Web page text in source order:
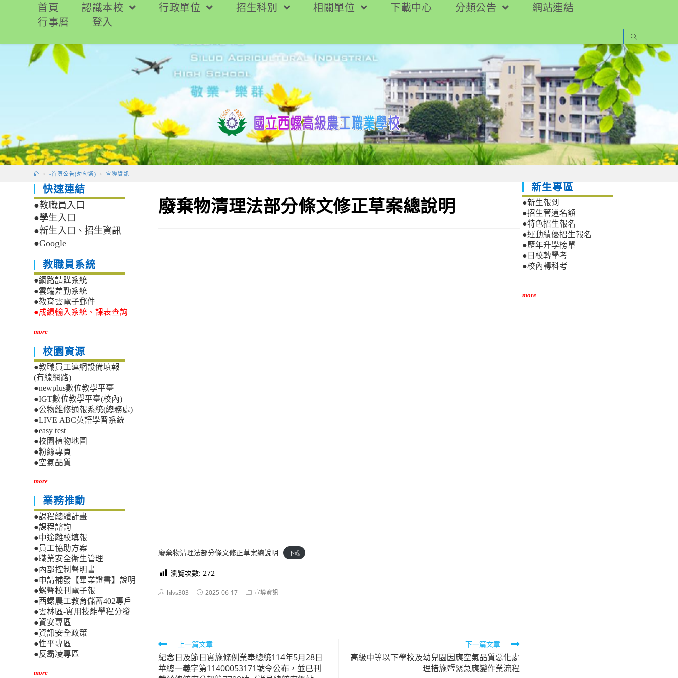
要
首頁 認識本校 行政單位 招生科別 相關單位 下載中心 分類公告
網站連結
行事曆
登入
> -首頁公告(勿勾選) > 宣導資訊
廢棄物清理法部分條文修正草案總說明
廢棄物清理法部分條文修正草案總說明 下載
瀏覽次數: 272
Posthlvs303
Post2025-06-17
Post宣導資訊
Read
more
articles
上一篇文章
紀念日及節日實施條例業奉總統114年5月28日
華總一義字第11400053171號令公布，並已刊
下一篇文章
高級中等以下學校及幼兒園因應空氣品質惡化處
理措施暨緊急應變作業流程
快速連結
●教職員入口
●學生入口
●新生入口、招生資訊
●Google
教職員系統
●網路請購系統
●雲端差勤系統
●教育雲電子郵件
●成績輸入系統、課表查詢
more
校園資源
●教職員工連網設備填報
(有線網路)
●newplus數位教學平臺
●IGT數位教學平臺(校內)
●公物維修通報系統(總務處)
●LIVE ABC英語學習系統
●easy test
●校園植物地圖
●粉絲專頁
●空氣品質
more
業務推動
●課程總體計畫
●課程諮詢
●中途離校填報
●員工協助方案
●職業安全衛生管理
●內部控制聲明書
●申請補發【畢業證書】說明
●螺聲校刊電子報
●西螺農工教育儲蓄402專戶
●雲林區-實用技能學程分發
●資安專區
●資訊安全政策
●性平專區
●反霸凌專區
more
新生專區
●新生報到
●招生管道名額
●特色招生報名
●運動績優招生報名
●歷年升學榜單
●日校轉學考
●校內轉科考
more